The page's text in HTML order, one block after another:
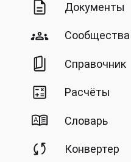
Документы
Сообщества
Справочник
Расчёты
Словарь
Конвертер